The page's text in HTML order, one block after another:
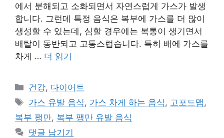
에서 분해되고 소화되면서 자연스럽게 가스가 발생
합니다. 그런데 특정 음식은 복부에 가스를 더 많이
생성할 수 있는데, 심할 경우에는 복통이 생기면서
배탈이 동반되고 고통스럽습니다. 특히 배에 가스를
차게 … 더 읽기
카
테
고
리
건강, 다이어트
태
그
가스 유발 음식 , 가스 차게 하는 음식 , 고포드맵 ,
복부 팽만, 복부 팽만 유발 음식
댓글 남기기